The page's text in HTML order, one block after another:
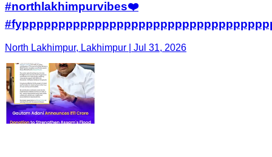
#northlakhimpurvibes❤️
North Lakhimpur, Lakhimpur | Jul 31, 2026